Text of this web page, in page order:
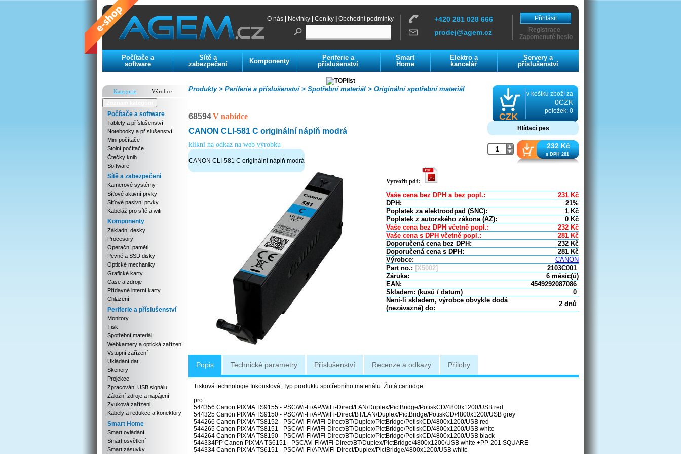
O nás Novinky Ceníky Obchodní podmínky
+420 281 028 666
prodej@agem.cz
Přihlásit
Registrace
Zapomenuté heslo
Počítače a
software
Sítě a
zabezpečení
Komponenty
Periferie a
příslušenství
Smart
Home
Elektro a
kancelář
Servery a
příslušenství
Kategorie
Výrobce
Počítače a software
Tablety a příslušenství
Notebooky a příslušenství
Mini počítače
Stolní počítače
Čtečky knih
Software
Sítě a zabezpečení
Kamerové systémy
Síťové aktivní prvky
Síťové pasivní prvky
Kabeláž pro sítě a wifi
Komponenty
Základní desky
Procesory
Operační paměti
Pevné a SSD disky
Optické mechaniky
Grafické karty
Case a zdroje
Přídavné interní karty
Chlazení
Periferie a příslušenství
Monitory
Tisk
Spotřební materiál
Webkamery a optická zařízení
Vstupní zařízení
Ukládání dat
Skenery
Projekce
Zpracování USB signálu
Záložní zdroje a napájení
Zvuková zařízeni
Kabely a redukce a konektory
Smart Home
Smart ovládání
Smart osvětlení
Smart zásuvky
Originální spotřební materiál
Spotřební materiál >
Periferie a příslušenství >
Produkty >
CZK
v košíku zboží za
0CZK
položek: 0
68594V nabídce
CANON CLI-581 C originální náplň modrá
klikni na odkaz na web výrobku
CANON CLI-581 C originální náplň modrá
Hlídací pes
232 Kč
s DPH 281
Vytvořit pdf:
Vaše cena bez DPH a bez popl.: 231 Kč
DPH:
21%
Poplatek za elektroodpad (SNC):
1 Kč
Poplatek z autorského zákona (AZ):
0 Kč
Vaše cena bez DPH včetně popl.:
232 Kč
Vaše cena s DPH včetně popl.:
281 Kč
Doporučená cena bez DPH:
232 Kč
Doporučená cena s DPH:
281 Kč
Výrobce:
CANON
Part no.: [X5002]
2103C001
Záruka:
6 měsíc(ů)
EAN:
4549292087086
Skladem: (kusů / datum)
0
Není-li skladem, výrobce obvykle dodá
(nezávazně) do:
2 dnů
Popis Technické parametry Příslušenství Recenze a odkazy Přílohy
Tisková technologie:Inkoustová; Typ produktu spotřebního materiálu: Žlutá cartridge
pro:
544356 Canon PIXMA TS9155 - PSC/Wi-Fi/AP/WiFi-Direct/LAN/Duplex/PictBridge/PotiskCD/4800x1200/USB red
544325 Canon PIXMA TS9150 - PSC/Wi-Fi/AP/WiFi-Direct/BT/LAN/Duplex/PictBridge/PotiskCD/4800x1200/USB grey
544266 Canon PIXMA TS8152 - PSC/Wi-Fi/WiFi-Direct/BT/Duplex/PictBridge/PotiskCD/4800x1200/USB red
544265 Canon PIXMA TS8151 - PSC/Wi-Fi/WiFi-Direct/BT/Duplex/PictBridge/PotiskCD/4800x1200/USB white
544264 Canon PIXMA TS8150 - PSC/Wi-Fi/WiFi-Direct/BT/Duplex/PictBridge/PotiskCD/4800x1200/USB black
544334PP Canon PIXMA TS6151 - PSC/Wi-Fi/WiFi-Direct/BT/Duplex/PictBridge/4800x1200/USB white +PP-201 SQUARE
544334 Canon PIXMA TS6151 - PSC/Wi-Fi/AP/WiFi-Direct/Duplex/PictBridge/4800x1200/USB white